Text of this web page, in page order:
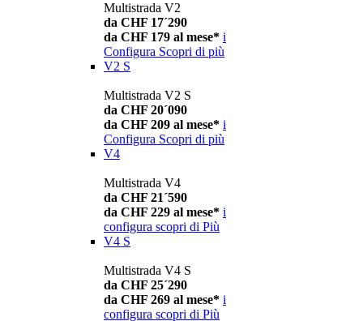
Multistrada V2
da CHF 17´290
da CHF 179 al mese* i
Configura Scopri di più
V2 S
Multistrada V2 S
da CHF 20´090
da CHF 209 al mese* i
Configura Scopri di più
V4
Multistrada V4
da CHF 21´590
da CHF 229 al mese* i
configura scopri di Più
V4 S
Multistrada V4 S
da CHF 25´290
da CHF 269 al mese* i
configura scopri di Più